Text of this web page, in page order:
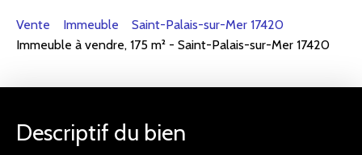
Vente Immeuble
Saint-Palais-sur-Mer 17420
Immeuble à vendre, 175 m² - Saint-Palais-sur-Mer 17420
Descriptif du bien